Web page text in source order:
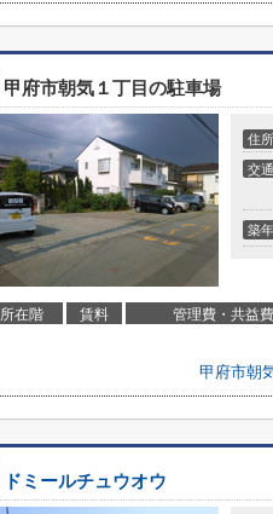
甲府市朝気１丁目の駐車場
住所
交通
築年
所在階 賃料 管理費・共益費
甲府市朝
ドミールチュウオウ